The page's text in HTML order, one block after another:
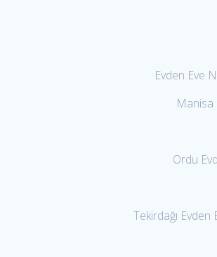
Evden Eve
Manisa
Ordu
Tekirdağı